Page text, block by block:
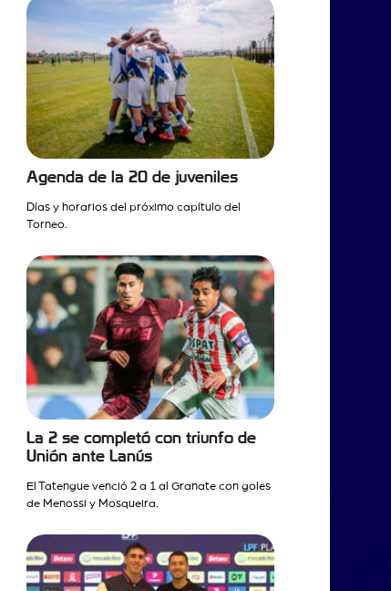
Agenda de la 20 de juveniles
Días y horarios del próximo capítulo del
Torneo.
La 2 se completó con triunfo de
Unión ante Lanús
El Tatengue venció 2 a 1 al Granate con goles
de Menossi y Mosqueira.